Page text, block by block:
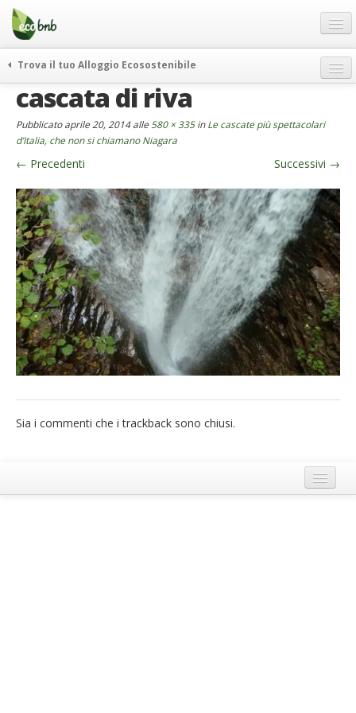
Menu
Salta
contenuto
Offerte Speciali
Regali
FAQ
Chi Siamo
Partner
Contatti
Italiano
German
English
Spanish
French
Trova il tuo Alloggio Ecosostenibile
weekend green
curiosità
vivere e viaggiare verde
news ed eventi
ecohotel
rassegna stampa
cascata di riva
Pubblicatoaprile 20, 2014alle 580 × 335inLe cascate più spettacolari
d’Italia, che non si chiamano Niagara
← Precedenti Successivi →
Sia i commenti che i trackback sono chiusi.